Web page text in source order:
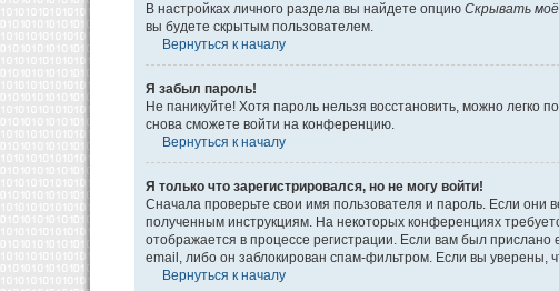
В настройках личного раздела вы найдете опцию Скрывать
вы будете скрытым пользователем.
Вернуться к началу
Я забыл пароль!
Не паникуйте! Хотя пароль нельзя восстановить, можно
снова сможете войти на конференцию.
Вернуться к началу
Я только что зарегистрировался, но не могу войти!
Сначала проверьте свои имя пользователя и пароль. Если они
полученным инструкциям. На некоторых конференциях
отображается в процессе регистрации. Если вам был
email, либо он заблокирован спам-фильтром. Если вы уверены,
Вернуться к началу